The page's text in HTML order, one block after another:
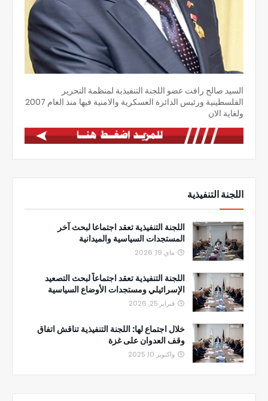
السيد صالح رافت عضو اللجنة التنفيذية لمنظمة التحرير
الفلسطينية ورئيس الدائرة العسكرية والامنية فيها منذ العام 2007
ولغاية الان
اللجنة التنفيذية
اللجنة التنفيذية تعقد اجتماعا لبحث آخر
المستجدات السياسية والميدانية
ماي 19, 2026
اللجنة التنفيذية تعقد اجتماعاً لبحث التصعيد
الإسرائيلي ومستجدات الأوضاع السياسية
فبراير 25, 2026
خلال اجتماع لها: اللجنة التنفيذية تناقش اتفاق
وقف العدوان على غزة
واكتوبر 10, 2025